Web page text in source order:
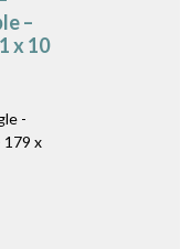
–
x 10
-
179 x